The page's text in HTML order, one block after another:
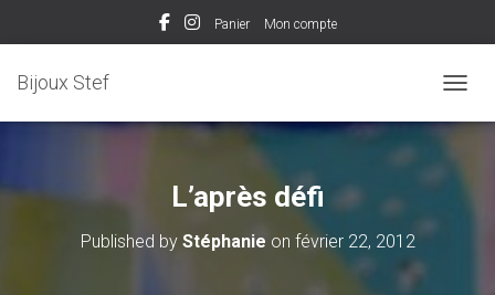
Panier Mon compte
Bijoux Stef
L’après défi
Published by Stéphanie on février 22, 2012